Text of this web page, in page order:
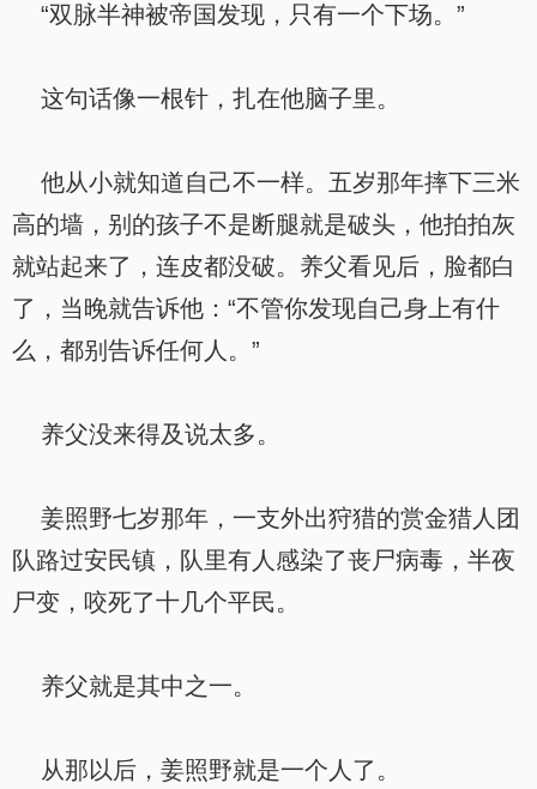
“双脉半神被帝国发现，只有一个下场。”
这句话像一根针，扎在他脑子里。
他从小就知道自己不一样。五岁那年摔下三米
高的墙，别的孩子不是断腿就是破头，他拍拍灰
就站起来了，连皮都没破。养父看见后，脸都白
了，当晚就告诉他：“不管你发现自己身上有什
么，都别告诉任何人。”
养父没来得及说太多。
姜照野七岁那年，一支外出狩猎的赏金猎人团
队路过安民镇，队里有人感染了丧尸病毒，半夜
尸变，咬死了十几个平民。
养父就是其中之一。
从那以后，姜照野就是一个人了。